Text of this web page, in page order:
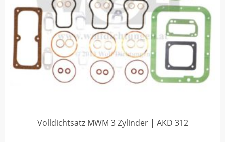
Volldichtsatz MWM 3 Zylinder | AKD 312